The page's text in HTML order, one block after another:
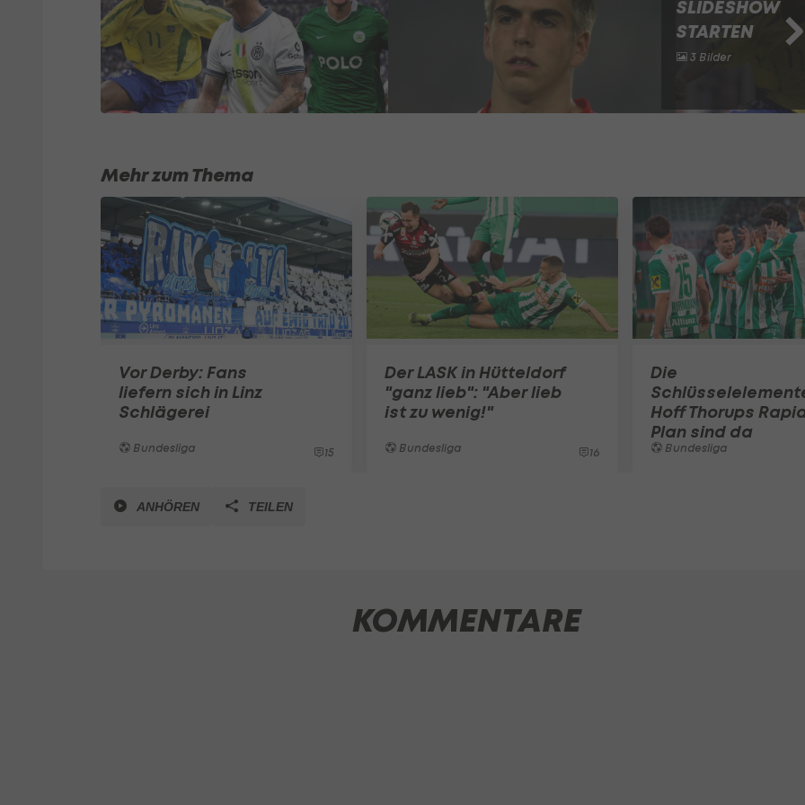
SLIDESHOW
STARTEN
3 Bilder
Mehr zum Thema
Vor Derby: Fans
liefern sich in Linz
Schlägerei
Bundesliga 15
Der LASK in Hütteldorf
"ganz lieb": "Aber lieb
ist zu wenig!"
Bundesliga 16
Die
Hoff Thorups
Plan sind da
Bundesliga
ANHÖREN TEILEN
KOMMENTARE